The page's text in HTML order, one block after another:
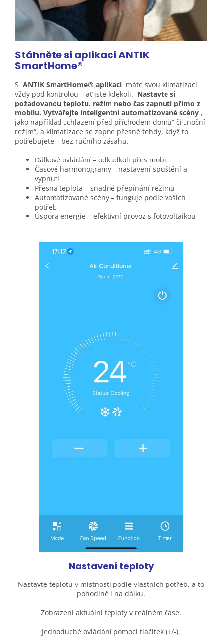
Stáhněte si aplikaci ANTIK
SmartHome®
S ANTIK SmartHome® aplikací máte svou klimatizaci
vždy pod kontrolou – ať jste kdekoli. Nastavte si
požadovanou teplotu, režim nebo čas zapnutí přímo z
mobilu. Vytvářejte inteligentní automatizované scény ,
jako například „chlazení před příchodem domů“ či „noční
režim“, a klimatizace se zapne přesně tehdy, když to
potřebujete – bez ručního zásahu.
Dálkové ovládání – odkudkoli přes mobil
Časové harmonogramy – nastavení spuštění a
vypnutí
Přesná teplota – snadné přepínání režimů
Automatizované scény – funguje podle vašich
potřeb
Úspora energie – efektivní provoz s fotovoltaikou
Nastavení teploty
Nastavte teplotu v místnosti podle vlastních potřeb, a to
pohodlně i na dálku.
Zobrazení aktuální teploty v reálném čase.
Jednoduché ovládání pomocí tlačítek (+/-).